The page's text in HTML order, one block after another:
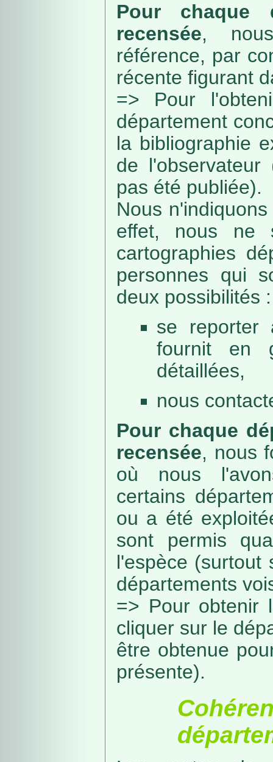
Pour chaque
recensée,
référence, par
récente figurant
=> Pour
département
la bibliographie
de
pas été publiée).
Nous
effet, nous ne
cartographies
personnes qui
deux possibilités :
se reporter
fournit en
détaillées,
nous
Pour chaque
recensée, nous
où nous
certains
ou a été
sont permis
l'espèce (surtout
départements
=> Pour obtenir
cliquer sur le
être obtenue
présente).